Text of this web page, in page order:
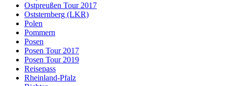
Ostpreußen Tour 2017
Oststernberg (LKR)
Polen
Pommern
Posen
Posen Tour 2017
Posen Tour 2019
Reisepass
Rheinland-Pfalz